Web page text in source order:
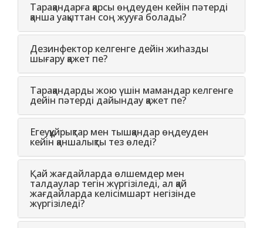
Тарақандарға қарсы өңдеуден кейін пәтерді
қанша уақыттан соң жууға болады?
Дезинфектор келгенге дейін жиһазды
шығару қажет пе?
Тарақандарды жою үшін мамандар келгенге
дейін пәтерді дайындау қажет пе?
Егеуқұйрықтар мен тышқандар өңдеуден
кейін қаншалықты тез өледі?
Қай жағдайларда өлшемдер мен
талдаулар тегін жүргізіледі, ал қай
жағдайларда келісімшарт негізінде
жүргізіледі?